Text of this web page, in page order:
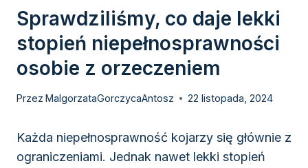
Sprawdziliśmy, co daje lekki
stopień niepełnosprawności
osobie z orzeczeniem
Przez MalgorzataGorczycaAntosz 22 listopada, 2024
Każda niepełnosprawność kojarzy się głównie z
ograniczeniami. Jednak nawet lekki stopień